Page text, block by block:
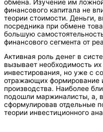
обмена. Изучение им
финансового капитала не
теории стоимости. Деньги,
посредника при обмене
большую
финансового сегмента от
Активная роль денег в
вызывает необходимость
инвестирования, но уже с
отражающих формирование
производства. Наиболее
подошли маржиналисты, а,
сформулировав отдельные
теории инвестиционного